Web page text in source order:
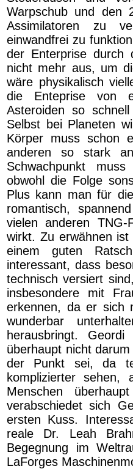
Warpschub und den
Assimilatoren zu
einwandfrei zu
der Enterprise durch
nicht mehr aus, um
wäre physikalisch
die Enteprise von
Asteroiden so
Selbst bei Planeten
Körper muss schon
anderen so stark
Schwachpunkt
obwohl die Folge
Plus kann man für
romantisch,
vielen anderen
wirkt. Zu erwähnen
einem guten
interessant, dass
technisch versiert
insbesondere mit
erkennen, da er sich
wunderbar
herausbringt.
überhaupt nicht
der Punkt sei, da
komplizierter sehen,
Menschen
verabschiedet sich
ersten Kuss.
reale Dr. Leah
Begegnung im
LaForges